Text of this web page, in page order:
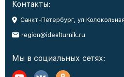
Контакты:
Санкт-Петербург, ул
region@idealturnik.ru
Мы в социальных сетях: